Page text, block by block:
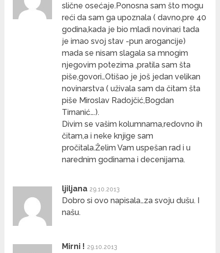
slične osećaje.Ponosna sam što mogu
reći da sam ga upoznala ( davno,pre 40
godina,kada je bio mladi novinar,i tada
je imao svoj stav -pun arogancije)
mada se nisam slagala sa mnogim
njegovim potezima ,pratila sam šta
piše,govori…Otišao je još jedan velikan
novinarstva ( uživala sam da čitam šta
piše Miroslav Radojčić,Bogdan
Tirnanić….).
Divim se vašim kolumnama,redovno ih
čitam,a i neke knjige sam
pročitala.Želim Vam uspešan rad i u
narednim godinama i decenijama.
ljiljana 29.10.2013
Dobro si ovo napisala…za svoju dušu. I
našu.
Mirni ! 29.10.2013